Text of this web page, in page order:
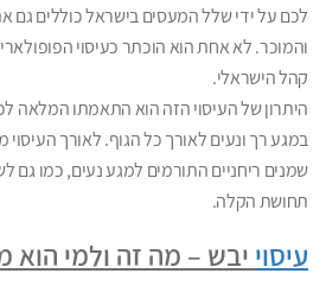
לכם על ידי שלל המעסים בישראל כוללים גם
והמוכר. לא אחת הוא הוכתר כעיסוי
קהל הישראלי.
היתרון של העיסוי הזה הוא התאמתו המלאה
במגע רך ונעים לאורך כל הגוף. לאורך
שמנים ריחניים התורמים למגע נעים, כמו גם
תחושת הקלה.
עיסוי יבש – מה זה ולמי הוא